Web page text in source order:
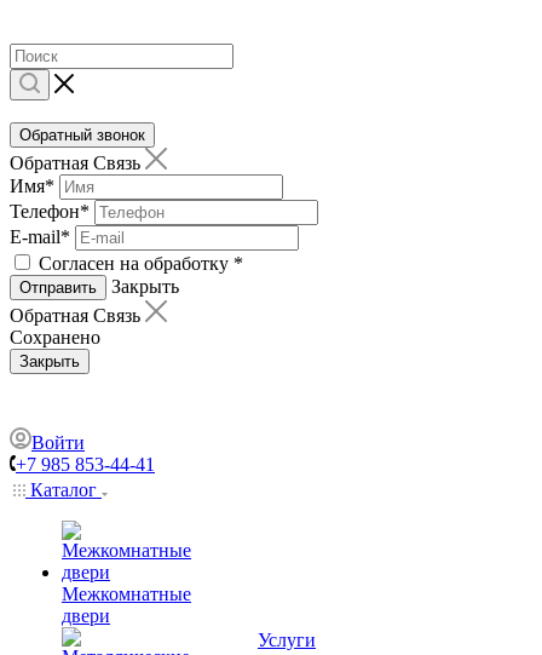
Обратный звонок
Обратная Связь
Имя*
Телефон*
E-mail*
Согласен на обработку *
Отправить
Закрыть
Обратная Связь
Сохранено
Закрыть
Войти
+7 985 853-44-41
Каталог
Межкомнатные
двери
Услуги